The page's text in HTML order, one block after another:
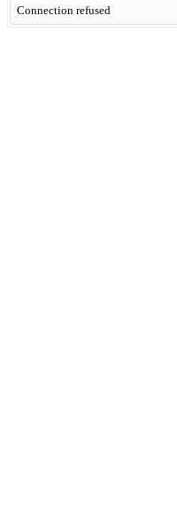
Connection refused